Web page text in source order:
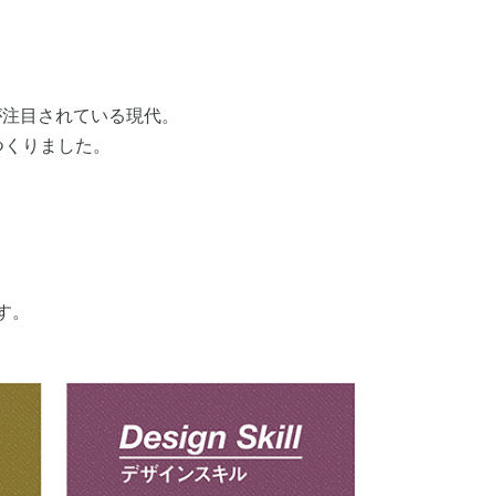
目されている現代。
りました。